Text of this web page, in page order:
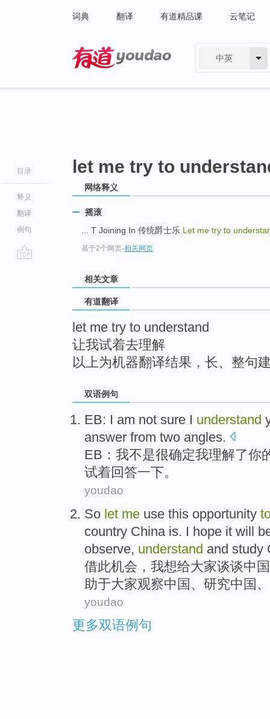
词典 翻译 有道精品课 云笔记
中英
目录
释义
翻译
例句
let me try to
网络释义
摇滚
... T Joining In 传统爵士乐 Let me try to
基于2个网页-相关网页
相关文章
有道翻译
let me try to understand
让我试着去理解
以上为机器翻译结果，长、整句
双语例句
EB: I am not sure I understand
answer from two angles.
EB ： 我不是很确定我理解了你
试着回答一下。
youdao
So let me use this opportunity
country China is. I hope it will
observe, understand and study
借此机会 ， 我想给大家谈谈中国
助于大家观察中国、 研究中国、
youdao
更多双语例句